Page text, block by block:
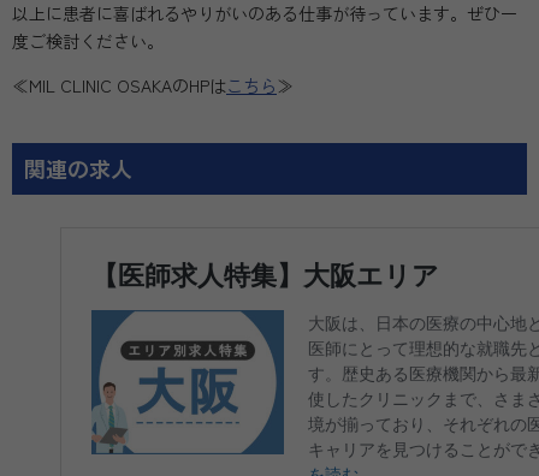
以上に患者に喜ばれるやりがいのある仕事が待っています。ぜひ一
度ご検討ください。
≪MIL CLINIC OSAKAのHPはこちら ≫
関連の求人